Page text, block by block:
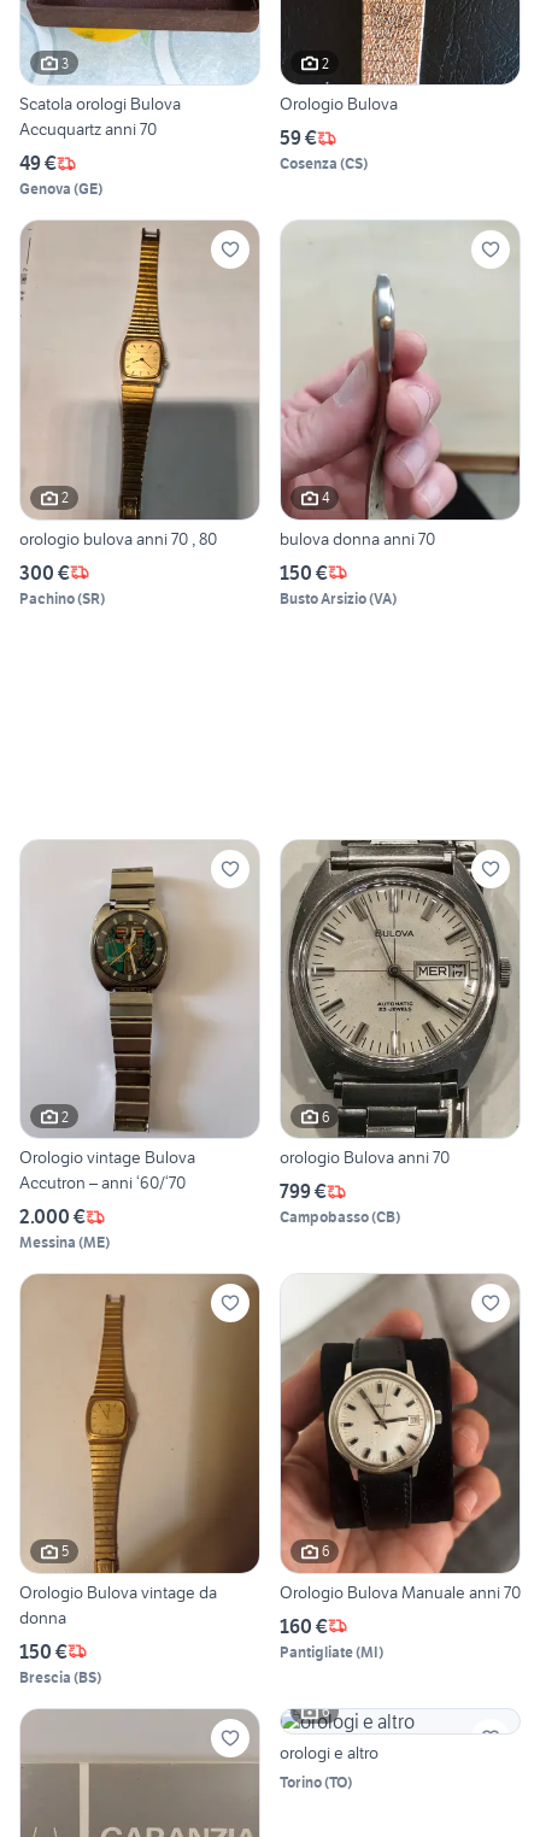
3
Scatola orologi Bulova
Accuquartz anni 70
49 €
Genova (GE)
2
Orologio Bulova
59 €
Cosenza (CS)
2
orologio bulova anni 70 , 80
300 €
Pachino(SR)
4
bulova donna anni 70
150 €
Busto Arsizio(VA)
2
Orologio vintage Bulova
Accutron – anni ‘60/‘70
2.000 €
Messina (ME)
6
orologio Bulova anni 70
799 €
Campobasso(CB)
5
Orologio Bulova vintage da
donna
150 €
Brescia (BS)
6
Orologio Bulova Manuale anni 70
160 €
Pantigliate(MI)
6
orologi e altro
Torino(TO)